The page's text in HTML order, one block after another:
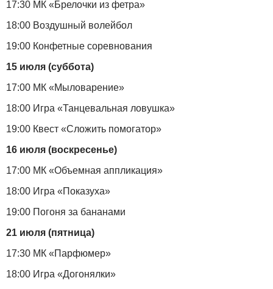
17:30 МК «Брелочки из фетра»
18:00 Воздушный волейбол
19:00 Конфетные соревнования
15 июля (суббота)
17:00 МК «Мыловарение»
18:00 Игра «Танцевальная ловушка»
19:00 Квест «Сложить помогатор»
16 июля (воскресенье)
17:00 МК «Объемная аппликация»
18:00 Игра «Показуха»
19:00 Погоня за бананами
21 июля (пятница)
17:30 МК «Парфюмер»
18:00 Игра «Догонялки»